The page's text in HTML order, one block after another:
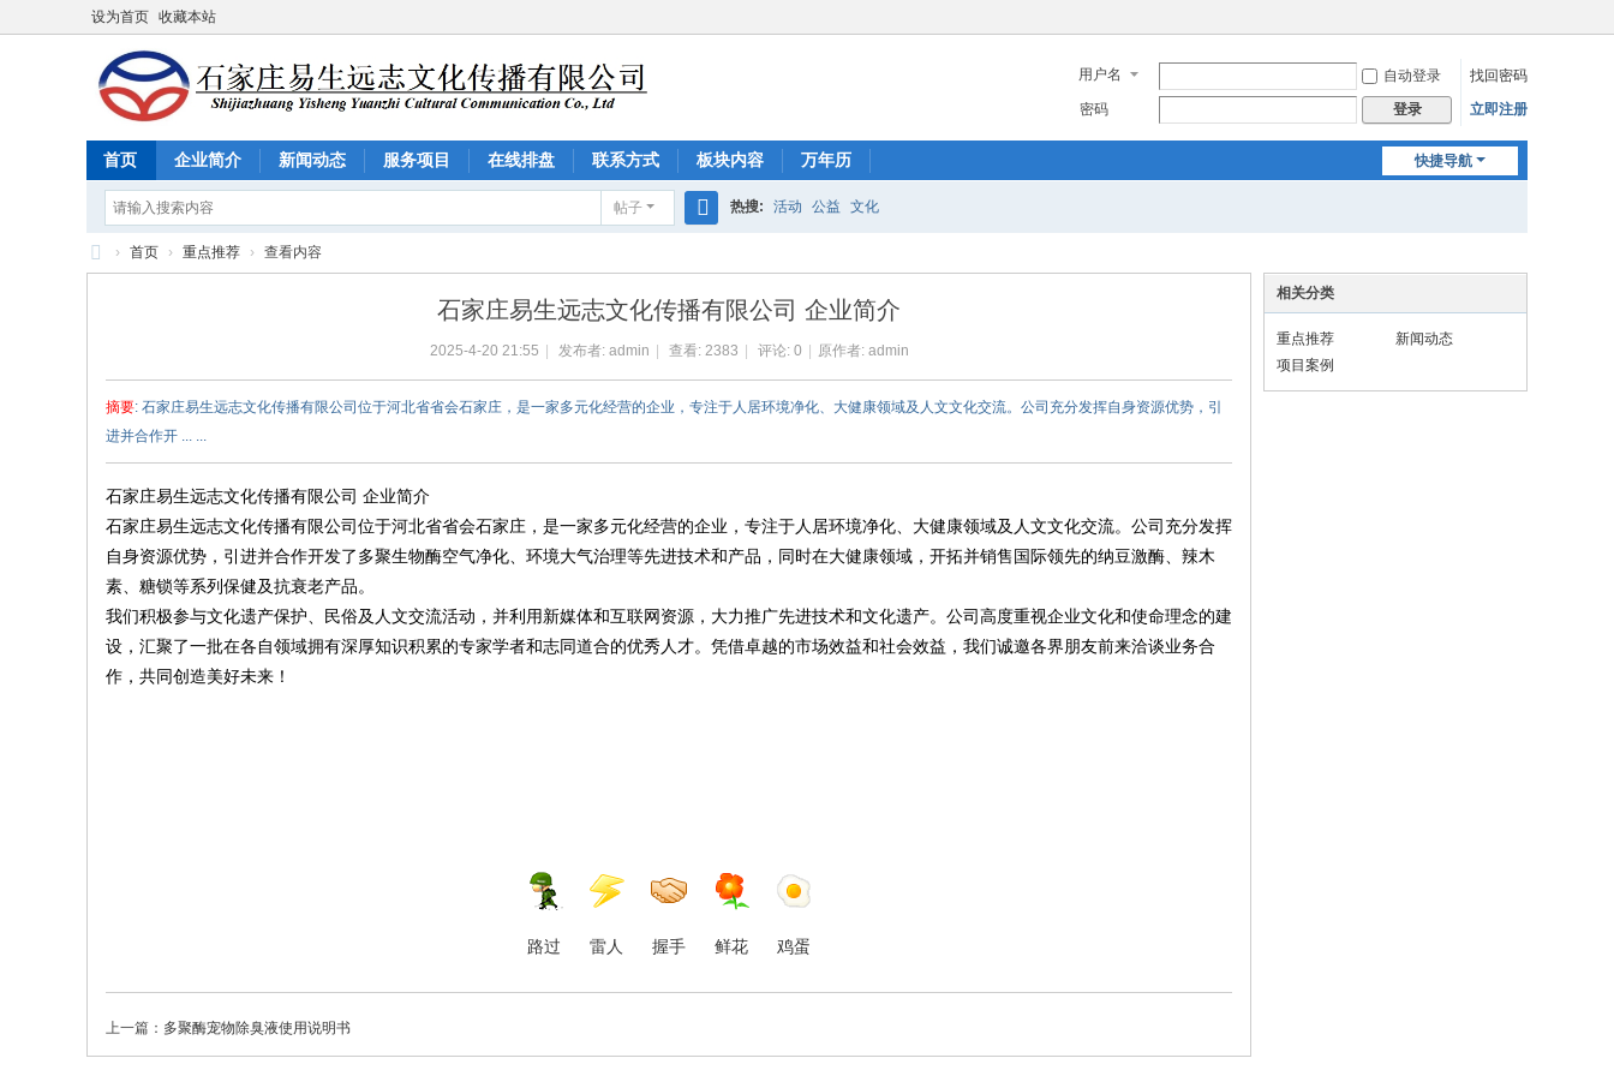
设为首页 收藏本站
用户名 自动登录
找回密码
密码
登录 立即注册
快捷导航
首页 企业简介 新闻动态 服务项目 在线排盘 联系方式 板块内容 万年历
帖子
索
热搜: 活动 公益 文化
› 首页 › 重点推荐 › 查看内容
石家庄易生远志文化传播有限公司 企业简介
2025-4-20 21:55 发布者: admin 查看: 2383 评论: 0 原作者: admin
摘要: 石家庄易生远志文化传播有限公司位于河北省省会石家庄，是一家多元化经营的企业，专注于人居环境净化、大健康领域及人文文化交流。公司充分发挥自身资源优势，引
进并合作开 ... ...
石家庄易生远志文化传播有限公司 企业简介
石家庄易生远志文化传播有限公司位于河北省省会石家庄，是一家多元化经营的企业，专注于人居环境净化、大健康领域及人文文化交流。公司充分发挥
自身资源优势，引进并合作开发了多聚生物酶空气净化、环境大气治理等先进技术和产品，同时在大健康领域，开拓并销售国际领先的纳豆激酶、辣木
素、糖锁等系列保健及抗衰老产品。
我们积极参与文化遗产保护、民俗及人文交流活动，并利用新媒体和互联网资源，大力推广先进技术和文化遗产。公司高度重视企业文化和使命理念的建
设，汇聚了一批在各自领域拥有深厚知识积累的专家学者和志同道合的优秀人才。凭借卓越的市场效益和社会效益，我们诚邀各界朋友前来洽谈业务合
作，共同创造美好未来！
路过 雷人 握手 鲜花 鸡蛋
上一篇： 多聚酶宠物除臭液使用说明书
相关分类
重点推荐
新闻动态
项目案例